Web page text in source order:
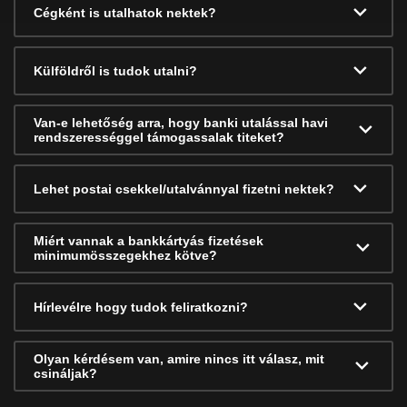
Cégként is utalhatok nektek?
Külföldről is tudok utalni?
Van-e lehetőség arra, hogy banki utalással havi
rendszerességgel támogassalak titeket?
Lehet postai csekkel/utalvánnyal fizetni nektek?
Miért vannak a bankkártyás fizetések
minimumösszegekhez kötve?
Hírlevélre hogy tudok feliratkozni?
Olyan kérdésem van, amire nincs itt válasz, mit
csináljak?